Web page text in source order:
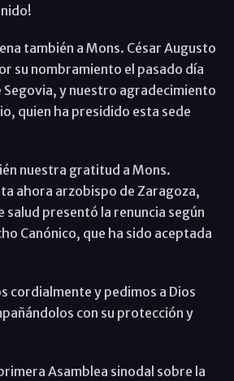
también a Mons. César Augusto
su nombramiento el pasado día
Segovia, y nuestro agradecimiento
quien ha presidido esta sede
nuestra gratitud a Mons.
ahora arzobispo de Zaragoza,
salud presentó la renuncia según
Canónico, que ha sido aceptada
cordialmente y pedimos a Dios
con su protección y
Asamblea sinodal sobre la